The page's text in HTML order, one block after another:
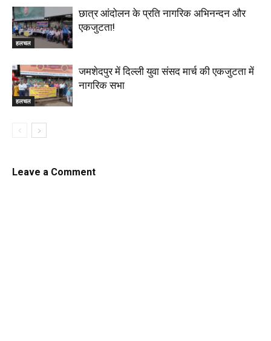
हलचल
छात्र आंदोलन के प्रति नागरिक अभिनन्दन और
एकजुटता!
हलचल
जमशेदपुर में दिल्ली युवा संसद मार्च की एकजुटता में
नागरिक सभा
Leave a Comment